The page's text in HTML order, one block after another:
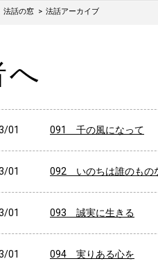
法話の窓 法話アーカイブ
へ
01 091 千の風になって
01 092 いのちは誰のもの
01 093 誠実に生きる
01 094 実りある心を